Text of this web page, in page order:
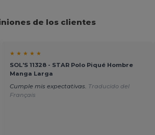
de los clientes
★ ★ ★ ★ ★
SOL'S 11328 - STAR Polo Piqué Hombre
Manga Larga
Cumple mis expectativas. Traducido del
Français